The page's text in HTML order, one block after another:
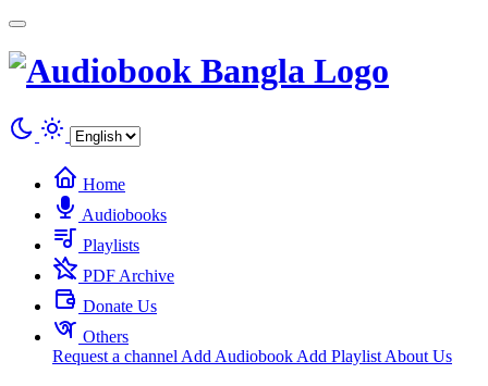
Home
Audiobooks
Playlists
PDF Archive
Donate Us
Others
Request a channel Add Audiobook Add Playlist About Us